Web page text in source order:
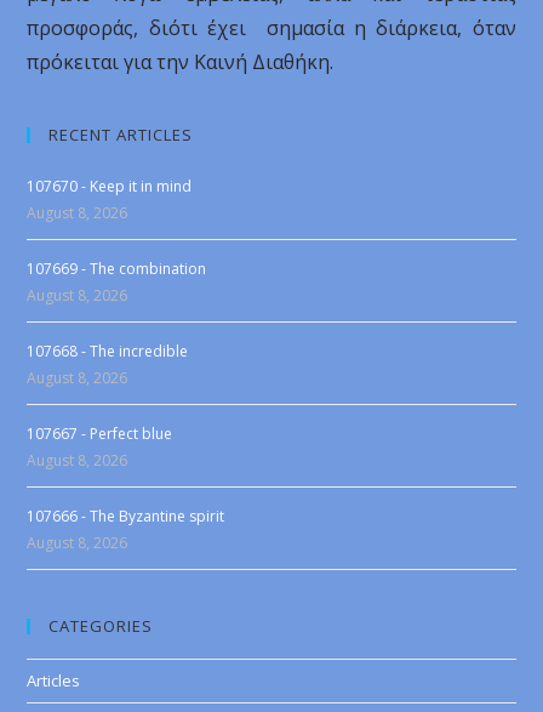
προσφοράς, διότι έχει σημασία η διάρκεια, όταν
πρόκειται για την Καινή Διαθήκη.
RECENT ARTICLES
107670 - Keep it in mind
August 8, 2026
107669 - The combination
August 8, 2026
107668 - The incredible
August 8, 2026
107667 - Perfect blue
August 8, 2026
107666 - The Byzantine spirit
August 8, 2026
CATEGORIES
Articles